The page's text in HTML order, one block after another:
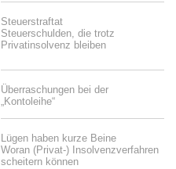
Steuerstraftat
Steuerschulden, die trotz
Privatinsolvenz bleiben
Überraschungen bei der
„Kontoleihe“
Lügen haben kurze Beine
Woran (Privat-) Insolvenzverfahren
scheitern können